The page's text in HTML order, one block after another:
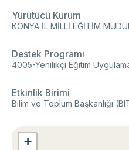
Uluslararası Programlar
Bilimsel Etkinlik
Etkinliklere Katılım
Uluslararası Destekler
İkili İş Birliği Programları
AB Çerçeve Programları
Lisans / Önlisans
Mentorluk Desteği Programı
Lisansüstü
Yürütücü Kurum
KONYA İL MİLLİ EĞİTİM
Destek Programı
4005-Yenilikçi Eğitim
Etkinlik Birimi
Bilim ve Toplum Başkanlığı
+